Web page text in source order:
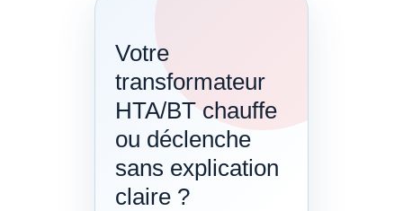
Votre
transformateur
HTA/BT chauffe
ou déclenche
sans explication
claire ?